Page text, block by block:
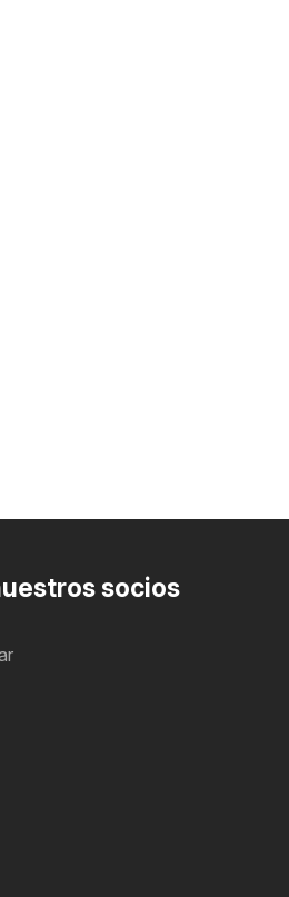
socios